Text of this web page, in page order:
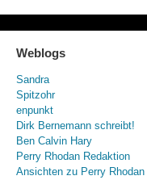
Weblogs
Sandra
Spitzohr
enpunkt
Dirk Bernemann schreibt!
Ben Calvin Hary
Perry Rhodan Redaktion
Ansichten zu Perry Rhodan